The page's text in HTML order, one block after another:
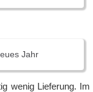
Jahr
wenig Lieferung. Im